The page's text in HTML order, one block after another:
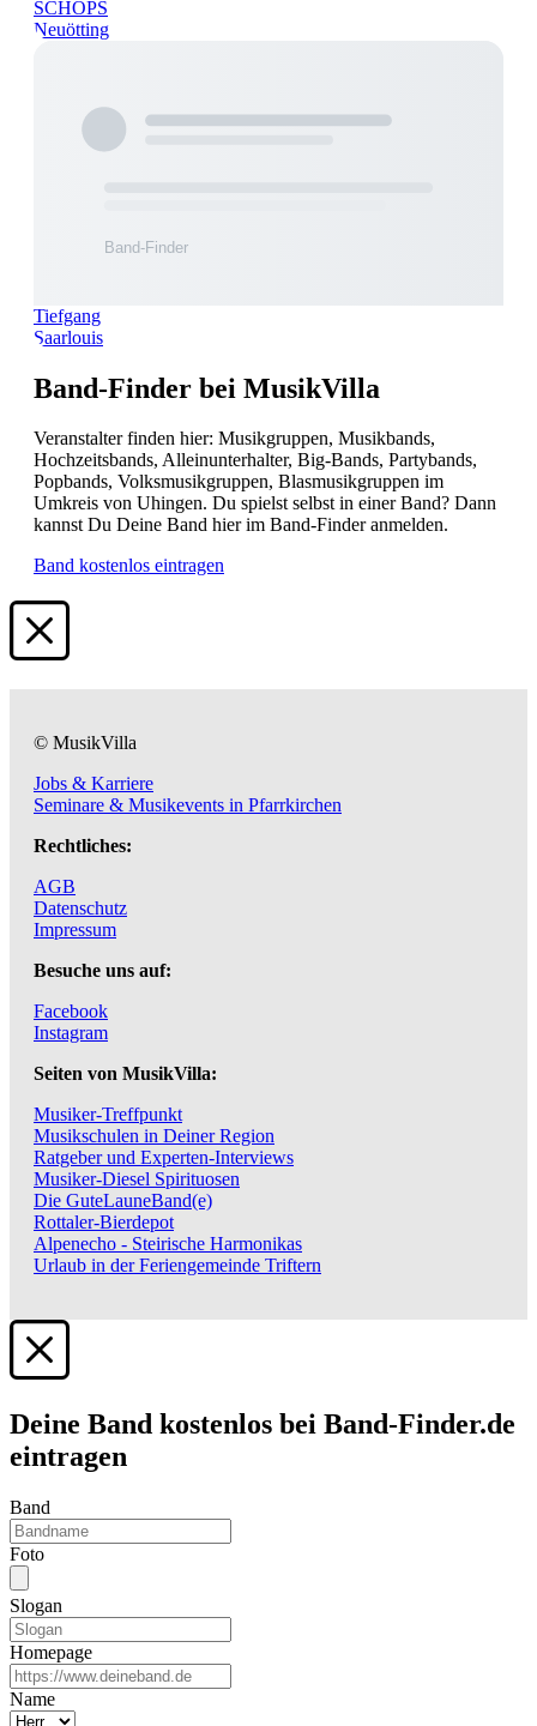
SCHOPS
Neuötting
Tiefgang
Saarlouis
Band-Finder bei MusikVilla
Veranstalter finden hier: Musikgruppen, Musikbands,
Hochzeitsbands, Alleinunterhalter, Big-Bands, Partybands,
Popbands, Volksmusikgruppen, Blasmusikgruppen im
Umkreis von Uhingen. Du spielst selbst in einer Band? Dann
kannst Du Deine Band hier im Band-Finder anmelden.
Band kostenlos eintragen
© MusikVilla
Jobs & Karriere
Seminare & Musikevents in Pfarrkirchen
Rechtliches:
AGB
Datenschutz
Impressum
Besuche uns auf:
Facebook
Instagram
Seiten von MusikVilla:
Musiker-Treffpunkt
Musikschulen in Deiner Region
Ratgeber und Experten-Interviews
Musiker-Diesel Spirituosen
Die GuteLauneBand(e)
Rottaler-Bierdepot
Alpenecho - Steirische Harmonikas
Urlaub in der Feriengemeinde Triftern
Deine Band kostenlos bei Band-Finder.de
eintragen
Band
Foto
Slogan
Homepage
Name